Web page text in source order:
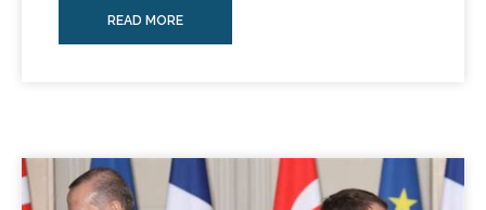
READ MORE